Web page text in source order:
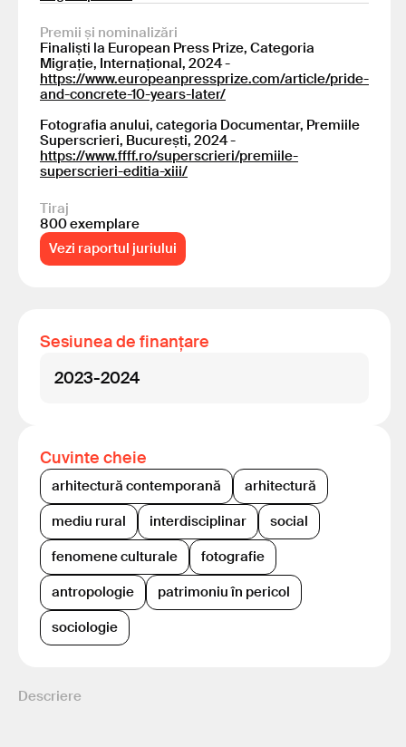
Premii și nominalizări
Finaliști la European Press Prize, Categoria
Migrație, Internațional, 2024 -
https://www.europeanpressprize.com/article/pride-
and-concrete-10-years-later/
Fotografia anului, categoria Documentar, Premiile
Superscrieri, București, 2024 -
https://www.ffff.ro/superscrieri/premiile-
superscrieri-editia-xiii/
Tiraj
800 exemplare
Vezi raportul juriului
Sesiunea de finanțare
2023-2024
Cuvinte cheie
arhitectură contemporană
arhitectură
mediu rural
interdisciplinar
social
fenomene culturale
fotografie
antropologie
patrimoniu în pericol
sociologie
Descriere